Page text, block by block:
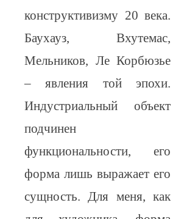
конструктивизму 20 века.
Баухауз, Вхутемас,
Мельников, Ле Корбюзье
– явления той эпохи.
Индустриальный объект
подчинен
функциональности, его
форма лишь выражает его
сущность. Для меня, как